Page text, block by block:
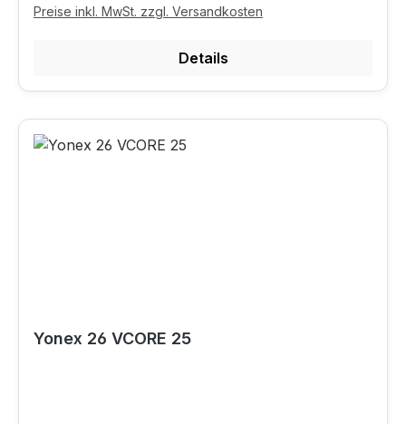
Preise inkl. MwSt. zzgl. Versandkosten
Details
Yonex 26 VCORE 25